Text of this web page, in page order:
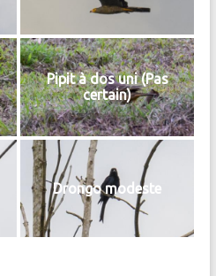
Pipit à dos uni (Pas
certain)
Drongo modeste